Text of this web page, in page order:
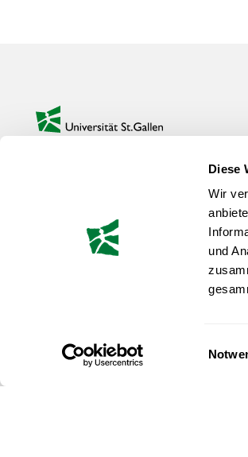
Diese
Wir
und
TERMINE & GEBÜHREN
© 2026 Sportmanagement CAS HSG